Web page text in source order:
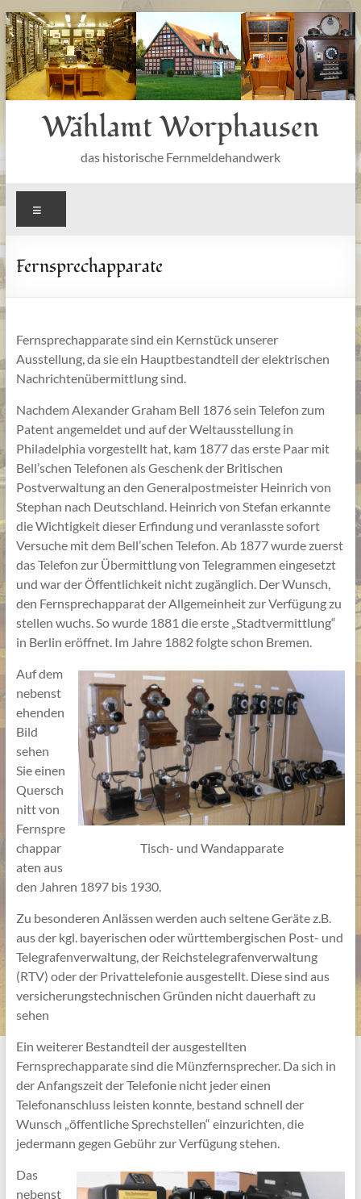
Zum
Inhalt
springen
Wählamt Worphausen
das historische Fernmeldehandwerk
Fernsprechapparate
Fernsprechapparate sind ein Kernstück unserer
Ausstellung, da sie ein Hauptbestandteil der elektrischen
Nachrichtenübermittlung sind.
Nachdem Alexander Graham Bell 1876 sein Telefon zum
Patent angemeldet und auf der Weltausstellung in
Philadelphia vorgestellt hat, kam 1877 das erste Paar mit
Bell’schen Telefonen als Geschenk der Britischen
Postverwaltung an den Generalpostmeister Heinrich von
Stephan nach Deutschland. Heinrich von Stefan erkannte
die Wichtigkeit dieser Erfindung und veranlasste sofort
Versuche mit dem Bell’schen Telefon. Ab 1877 wurde zuerst
das Telefon zur Übermittlung von Telegrammen eingesetzt
und war der Öffentlichkeit nicht zugänglich. Der Wunsch,
den Fernsprechapparat der Allgemeinheit zur Verfügung zu
stellen wuchs. So wurde 1881 die erste „Stadtvermittlung“
in Berlin eröffnet. Im Jahre 1882 folgte schon Bremen.
Tisch- und Wandapparate
Auf dem
nebenst
ehenden
Bild
sehen
Sie einen
Quersch
nitt von
Fernspre
chappar
aten aus
den Jahren 1897 bis 1930.
Zu besonderen Anlässen werden auch seltene Geräte z.B.
aus der kgl. bayerischen oder württembergischen Post- und
Telegrafenverwaltung, der Reichstelegrafenverwaltung
(RTV) oder der Privattelefonie ausgestellt. Diese sind aus
versicherungstechnischen Gründen nicht dauerhaft zu
sehen
Ein weiterer Bestandteil der ausgestellten
Fernsprechapparate sind die Münzfernsprecher. Da sich in
der Anfangszeit der Telefonie nicht jeder einen
Telefonanschluss leisten konnte, bestand schnell der
Wunsch „öffentliche Sprechstellen“ einzurichten, die
jedermann gegen Gebühr zur Verfügung stehen.
Das
nebenst